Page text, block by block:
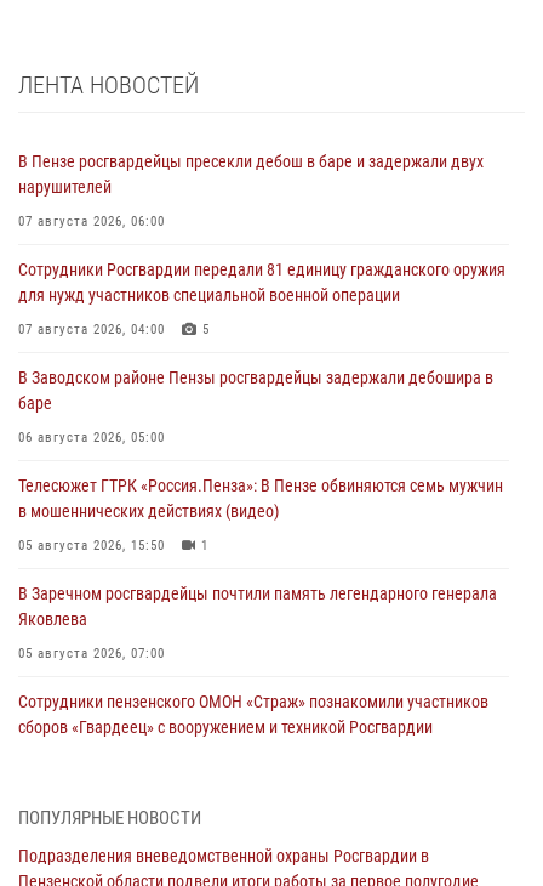
ЛЕНТА НОВОСТЕЙ
В Пензе росгвардейцы пресекли дебош в баре и задержали двух
нарушителей
07 августа 2026, 06:00
Сотрудники Росгвардии передали 81 единицу гражданского оружия
для нужд участников специальной военной операции
07 августа 2026, 04:00 5
В Заводском районе Пензы росгвардейцы задержали дебошира в
баре
06 августа 2026, 05:00
Телесюжет ГТРК «Россия.Пенза»: В Пензе обвиняются семь мужчин
в мошеннических действиях (видео)
05 августа 2026, 15:50 1
В Заречном росгвардейцы почтили память легендарного генерала
Яковлева
05 августа 2026, 07:00
Сотрудники пензенского ОМОН «Страж» познакомили участников
сборов «Гвардеец» с вооружением и техникой Росгвардии
В Пензе сотрудники Росгвардии оказали помощь
05 августа 2026, 04:00
ПОПУЛЯРНЫЕ НОВОСТИ
Подразделения вневедомственной охраны Росгвардии в
Пензенской области подвели итоги работы за первое полугодие